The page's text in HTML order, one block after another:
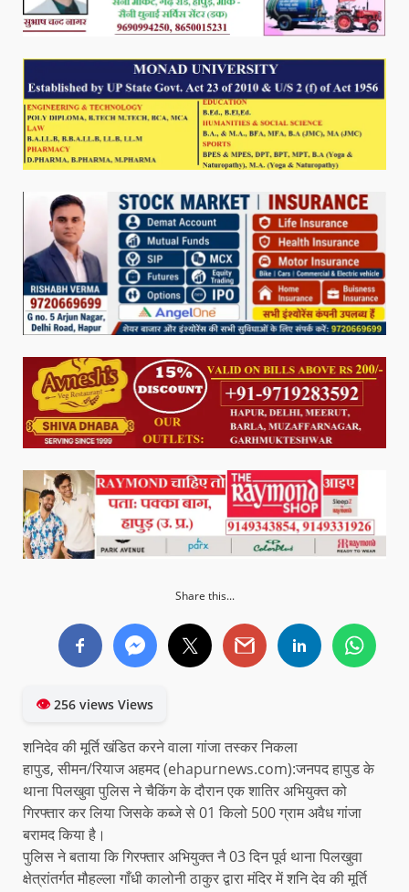
Share this...
👁256 views Views
शनिदेव की मूर्ति खंडित करने वाला गांजा तस्कर निकला
हापुड, सीमन/रियाज अहमद (ehapurnews.com):जनपद हापुड के
थाना पिलखुवा पुलिस ने चैकिंग के दौरान एक शातिर अभियुक्त को
गिरफ्तार कर लिया जिसके कब्जे से 01 किलो 500 ग्राम अवैध गांजा
बरामद किया है।
पुलिस ने बताया कि गिरफ्तार अभियुक्त नै 03 दिन पूर्व थाना पिलखुवा
क्षेत्रांतर्गत मौहल्ला गाँधी कालोनी ठाकुर द्वारा मंदिर में शनि देव की मूर्ति